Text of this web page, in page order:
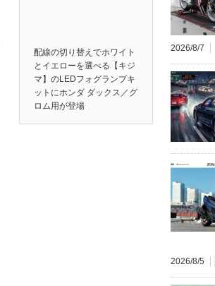
配線の切り替えでホワイト
とイエローを選べる【キジ
マ】のLEDフォグランプキ
ットにホンダ ダックス／グ
ロム用が登場
2026/8/7
2026/8/5